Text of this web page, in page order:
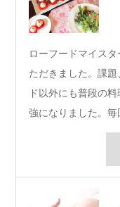
ローフードマイス
ただきました。課
ド以外にも普段の
強になりました。毎